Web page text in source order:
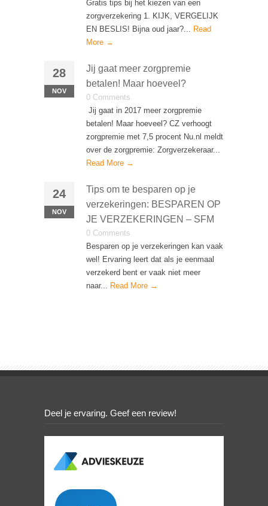
Gratis tips bij het kiezen van een
zorgverzekering 1. KIJK, VERGELIJK
EN BESLIS! Bijna oud jaar?... Read
More →
28
NOV
Jij gaat meer zorgpremie
betalen! Maar hoeveel?
0 Comments
Jij gaat in 2017 meer zorgpremie
betalen! Maar hoeveel? CZ verhoogt
zorgpremie met 7,5 procent Nu.nl meldt
over de zorgpremie: Zorgverzekeraar...
Read More →
24
NOV
Tips om te besparen op je
verzekeringen: BESPAREN OP
JE VERZEKERINGEN – SFM
0 Comments
Besparen op je verzekeringen kan vaak
wel! Ervaring leert dat als je eenmaal
verzekerd bent er vaak niet meer
naar... Read More →
Deel je ervaring. Geef een review!